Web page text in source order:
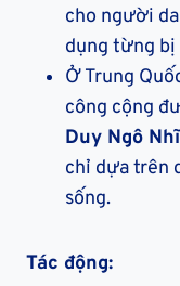
cho người
dụng từng
Ở Trung
công cộng
Duy Ngô Nhĩ
chỉ dựa trên
sống.
Tác động: